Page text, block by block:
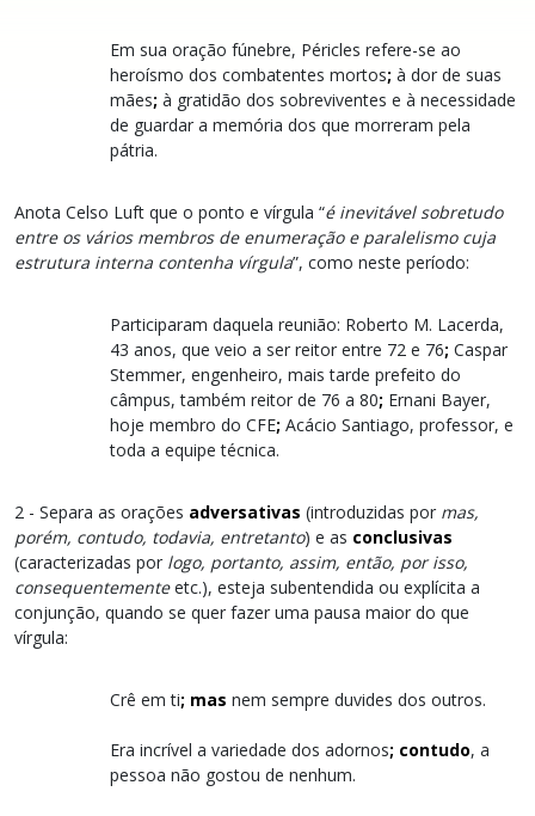
Em sua oração fúnebre, Péricles refere-se ao
heroísmo dos combatentes mortos; à dor de suas
mães; à gratidão dos sobreviventes e à necessidade
de guardar a memória dos que morreram pela
pátria.
Anota Celso Luft que o ponto e vírgula “é inevitável sobretudo
entre os vários membros de enumeração e paralelismo cuja
estrutura interna contenha vírgula”, como neste período:
Participaram daquela reunião: Roberto M. Lacerda,
43 anos, que veio a ser reitor entre 72 e 76; Caspar
Stemmer, engenheiro, mais tarde prefeito do
câmpus, também reitor de 76 a 80; Ernani Bayer,
hoje membro do CFE; Acácio Santiago, professor, e
toda a equipe técnica.
2 - Separa as orações adversativas (introduzidas por mas,
porém, contudo, todavia, entretanto) e as conclusivas
(caracterizadas por logo, portanto, assim, então, por isso,
consequentementeetc.), esteja subentendida ou explícita a
conjunção, quando se quer fazer uma pausa maior do que
vírgula:
Crê em ti; mas nem sempre duvides dos outros.
Era incrível a variedade dos adornos; contudo, a
pessoa não gostou de nenhum.